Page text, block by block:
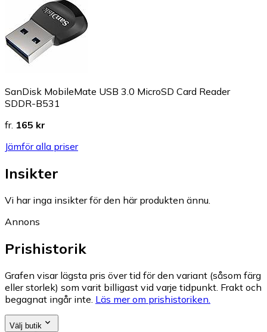
SanDisk MobileMate USB 3.0 MicroSD Card Reader
SDDR-B531
fr. 165 kr
Jämför alla priser
Insikter
Vi har inga insikter för den här produkten ännu.
Annons
Prishistorik
Grafen visar lägsta pris över tid för den variant (såsom färg
eller storlek) som varit billigast vid varje tidpunkt. Frakt och
begagnat ingår inte. Läs mer om prishistoriken.
Välj butik